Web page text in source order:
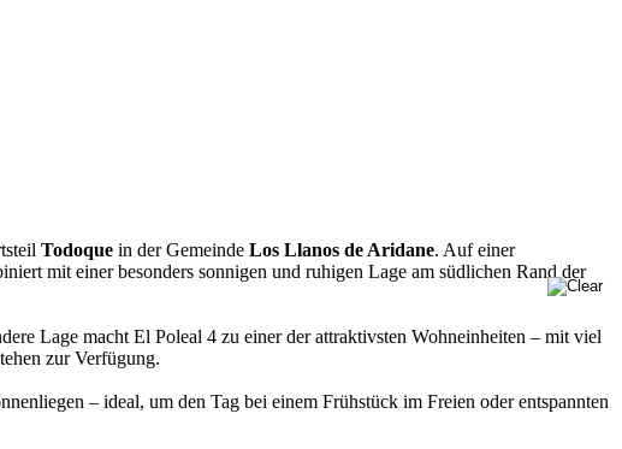
Todoque in der Gemeinde Los Llanos de Aridane. Auf einer
mit einer besonders sonnigen und ruhigen Lage am südlichen Rand der
Lage macht El Poleal 4 zu einer der attraktivsten Wohneinheiten – mit viel
zur Verfügung.
– ideal, um den Tag bei einem Frühstück im Freien oder entspannten